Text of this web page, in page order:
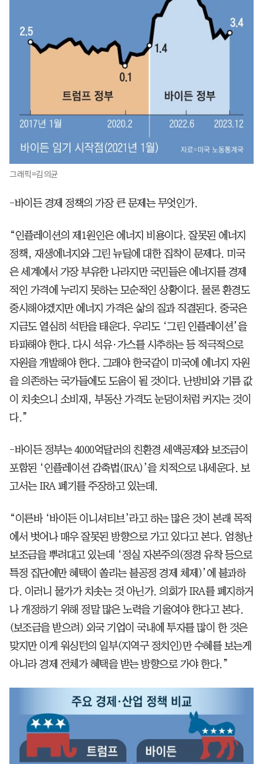
그래픽=김의균
-바이든 경제 정책의 가장 큰 문제는 무엇인가.
“인플레이션의 제1원인은 에너지 비용이다. 잘못된 에너지
정책, 재생에너지와 그린 뉴딜에 대한 집착이 문제다. 미국
은 세계에서 가장 부유한 나라지만 국민들은 에너지를 경제
적인 가격에 누리지 못하는 모순적인 상황이다. 물론 환경도
중시해야겠지만 에너지 가격은 삶의 질과 직결된다. 중국은
지금도 열심히 석탄을 태운다. 우리도 ‘그린 인플레이션’을
타파해야 한다. 다시 석유·가스를 시추하는 등 적극적으로
자원을 개발해야 한다. 그래야 한국같이 미국에 에너지 자원
을 의존하는 국가들에도 도움이 될 것이다. 난방비와 기름 값
이 치솟으니 소비재, 부동산 가격도 눈덩이처럼 커지는 것이
다.”
-바이든 정부는 4000억달러의 친환경 세액공제와 보조금이
포함된 ‘인플레이션 감축법(IRA)’을 치적으로 내세운다. 보
고서는 IRA 폐기를 주장하고 있는데.
“이른바 ‘바이든 이니셔티브’라고 하는 많은 것이 본래 목적
에서 벗어나 매우 잘못된 방향으로 가고 있다고 본다. 엄청난
보조금을 뿌려대고 있는데 ‘정실 자본주의(정경 유착 등으로
특정 집단에만 혜택이 쏠리는 불공정 경제 체제)’에 불과하
다. 이러니 물가가 치솟는 것 아닌가. 의회가 IRA를 폐지하거
나 개정하기 위해 정말 많은 노력을 기울여야 한다고 본다.
(보조금을 받으려) 외국 기업이 국내에 투자를 많이 한 것은
맞지만 이게 워싱턴의 일부(지역구 정치인)만 수혜를 보는게
아니라 경제 전체가 혜택을 받는 방향으로 가야 한다.”